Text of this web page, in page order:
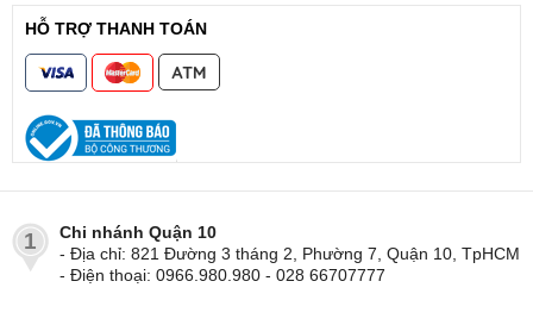
HỖ TRỢ THANH TOÁN
1
Chi nhánh Quận 10
- Địa chỉ: 821 Đường 3 tháng 2, Phường 7, Quận 10, TpHCM
- Điện thoại: 0966.980.980 - 028 66707777